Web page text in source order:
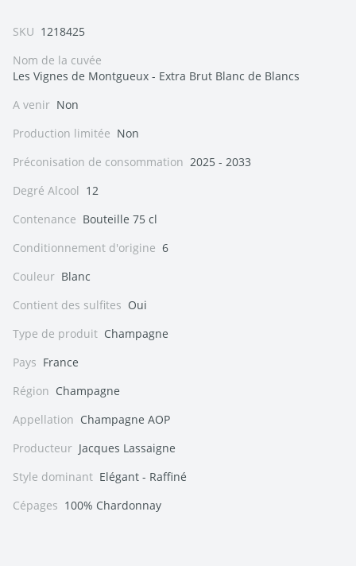
SKU 1218425
Nom de la cuvée
Les Vignes de Montgueux - Extra Brut Blanc de Blancs
A venir Non
Production limitée Non
Préconisation de consommation 2025 - 2033
Degré Alcool 12
Contenance Bouteille 75 cl
Conditionnement d'origine 6
Couleur Blanc
Contient des sulfites Oui
Type de produit Champagne
Pays France
Région Champagne
Appellation Champagne AOP
Producteur Jacques Lassaigne
Style dominant Elégant - Raffiné
Cépages 100% Chardonnay